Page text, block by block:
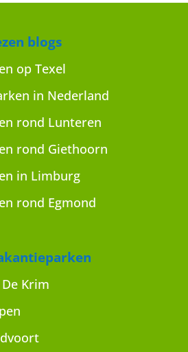
blogs
op Texel
in Nederland
rond Lunteren
rond Giethoorn
in Limburg
rond Egmond
Krim